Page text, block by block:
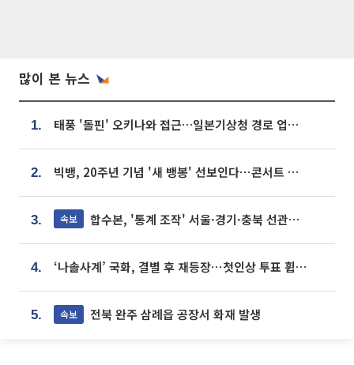
많이 본 뉴스
1. 태풍 '돌핀' 오키나와 접근…일본기상청 경로 업데이트
2. 빅뱅, 20주년 기념 '새 뱅봉' 선보인다⋯콘서트 앞두고 팝업 개최
3. 속보 합수본, '통계 조작' 서울·경기·충북 선관위 등 추가 압수수색
4. ‘나솔사계’ 국화, 결별 후 재등장⋯첫인상 투표 휩쓸고 ‘인기녀’ 등극
5. 속보 전북 완주 삼례읍 공장서 화재 발생